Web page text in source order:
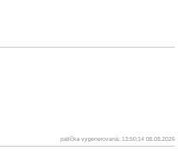
patička vygenerovaná: 13:50:14 08.08.2026